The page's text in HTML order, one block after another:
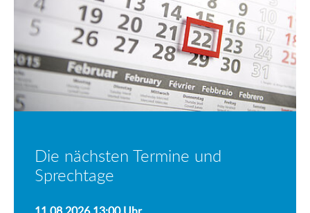
Die nächsten Termine und
Sprechtage